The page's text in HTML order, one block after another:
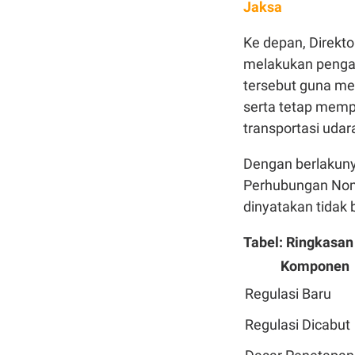
Jaksa
Ke depan,
melakukan
tersebut guna
serta tetap
transportasi
Dengan
Perhubungan
dinyatakan tidak
Tabel:
Komponen
Regulasi Baru
Regulasi Dicabut